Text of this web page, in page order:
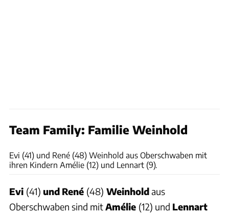
Team Family: Familie Weinhold
Evi (41) und René (48) Weinhold aus Oberschwaben mit
ihren Kindern Amélie (12) und Lennart (9).
Evi (41) und René (48) Weinholdaus
Oberschwaben sind mitAmélie (12) und Lennart